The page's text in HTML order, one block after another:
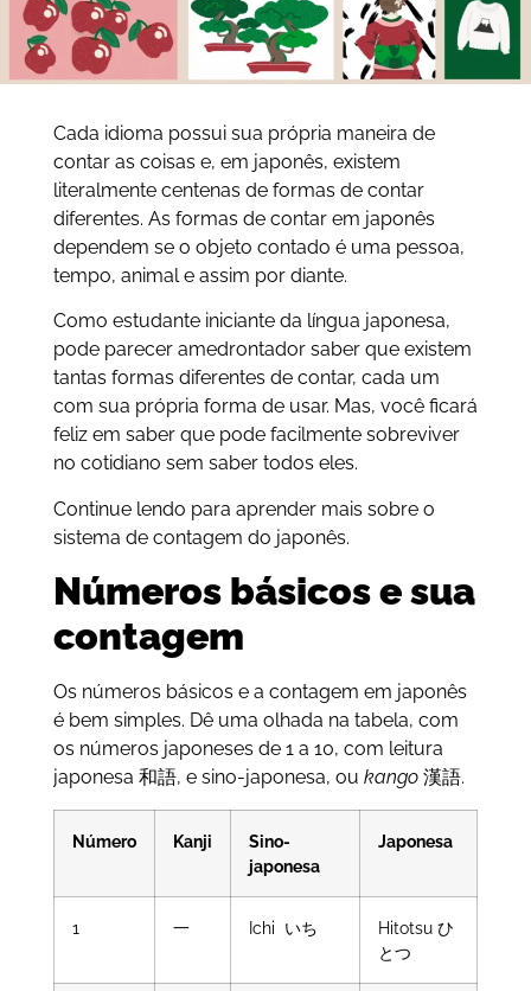
Cada idioma possui sua própria maneira de
contar as coisas e, em japonês, existem
literalmente centenas de formas de contar
diferentes. As formas de contar em japonês
dependem se o objeto contado é uma pessoa,
tempo, animal e assim por diante.
Como estudante iniciante da língua japonesa,
pode parecer amedrontador saber que existem
tantas formas diferentes de contar, cada um
com sua própria forma de usar. Mas, você ficará
feliz em saber que pode facilmente sobreviver
no cotidiano sem saber todos eles.
Continue lendo para aprender mais sobre o
sistema de contagem do japonês.
Números básicos e sua
contagem
Os números básicos e a contagem em japonês
é bem simples. Dê uma olhada na tabela, com
os números japoneses de 1 a 10, com leitura
japonesa 和語, e sino-japonesa, ou kango漢語.
Número Kanji
Sino-
japonesa
Japonesa
1 一 Ichi いち
Hitotsu ひ
とつ